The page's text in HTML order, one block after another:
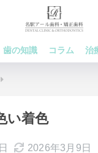
歯の知識 コラム 治
い着色
2026年3月9日